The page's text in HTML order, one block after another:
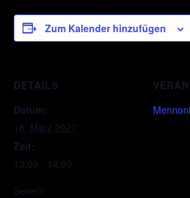
Zum Kalender hinzufügen
DETAILS
Datum:
18. März 2027
Zeit:
13:00 - 14:00
Serien: